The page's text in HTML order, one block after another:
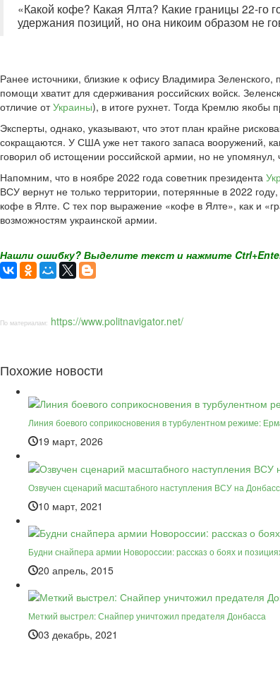
«Какой кофе? Какая Ялта? Какие границы 22-го
удержания позиций, но она никоим образом не
Ранее источники, близкие к офису Владимира
помощи хватит для сдерживания российских войск.
отличие отУкраины), в итоге рухнет. Тогда Кремлю якобы
Эксперты, однако, указывают, что этот план крайне
сокращаются. У США уже нет такого запаса вооружений,
говорил об истощении российской армии, но не упомянул,
Напомним, что в ноябре 2022 года советник президента
ВСУ вернут не только территории, потерянные в 2022
кофе в Ялте. С тех пор выражение «кофе в Ялте», как и
возможностям украинской армии.
Нашли ошибку? Выделите текст и нажмите
По материалам: https://www.politnavigator.net/
Похожие новости
Линия боевого соприкосновения в турбулентном режиме:
19 март, 2026
Озвучен сценарий масштабного наступления ВСУ на Донбасс
10 март, 2021
Будни снайпера армии Новороссии: рассказ о боях и
20 апрель, 2015
Меткий выстрел: Снайпер уничтожил предателя Донбасса
03 декабрь, 2021